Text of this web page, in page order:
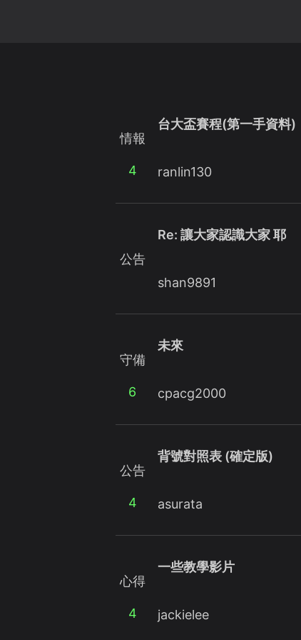
情報
4
台大盃賽程(第一手資料)
ranlin130
公告
Re: 讓大家認識大家 耶
shan9891
守備
6
未來
cpacg2000
公告
4
背號對照表 (確定版)
asurata
心得
4
一些教學影片
jackielee